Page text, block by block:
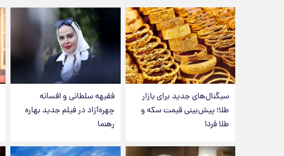
سیگنال‌های جدید برای بازار
طلا؛ پیش‌بینی قیمت سکه و
طلا فردا
فقیهه سلطانی و افسانه
چهره‌آزاد در فیلم جدید بهاره
رهنما